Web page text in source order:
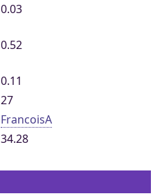
0.03
0.52
0.11
27
FrancoisA
34.28